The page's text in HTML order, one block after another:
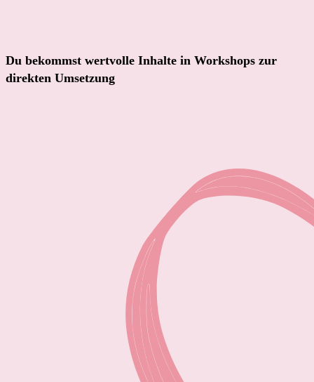
Du bekommst wertvolle Inhalte in Workshops zur
direkten Umsetzung